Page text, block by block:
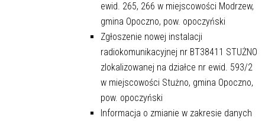
ewid. 265, 266 w miejscowości Modrzew,
gmina Opoczno, pow. opoczyński
Zgłoszenie nowej instalacji
radiokomunikacyjnej nr BT38411 STUŻNO
zlokalizowanej na działce nr ewid. 593/2
w miejscowości Stużno, gmina Opoczno,
pow. opoczyński
Informacja o zmianie w zakresie danych